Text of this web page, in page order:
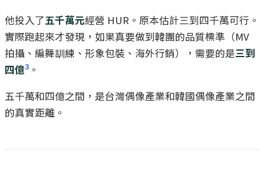
他投入了五千萬元經營 HUR。原本估計三到四千萬可行。
實際跑起來才發現，如果真要做到韓團的品質標準（MV
拍攝、編舞訓練、形象包裝、海外行銷），需要的是三到
四億3 。
五千萬和四億之間，是台灣偶像產業和韓國偶像產業之間
的真實距離。